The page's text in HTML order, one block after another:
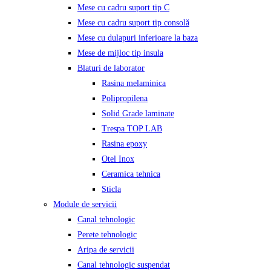
Mese cu cadru suport tip C
Mese cu cadru suport tip consolă
Mese cu dulapuri inferioare la baza
Mese de mijloc tip insula
Blaturi de laborator
Rasina melaminica
Polipropilena
Solid Grade laminate
Trespa TOP LAB
Rasina epoxy
Otel Inox
Ceramica tehnica
Sticla
Module de servicii
Canal tehnologic
Perete tehnologic
Aripa de servicii
Canal tehnologic suspendat